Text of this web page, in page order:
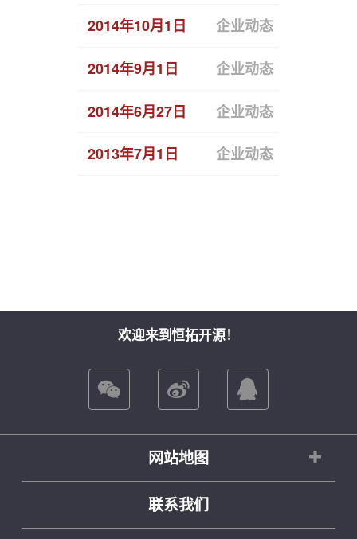
2014年10月1日 企业动态
2014年9月1日 企业动态
2014年6月27日 企业动态
2013年7月1日 企业动态
欢迎来到恒拓开源！
网站地图
联系我们